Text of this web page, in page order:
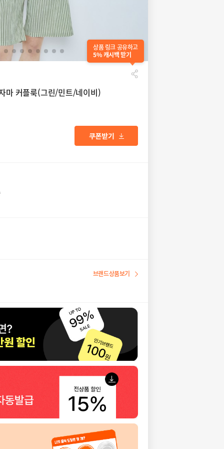
상품 링크 공유하고
5% 캐시백 받기
마 커플룩(그린/민트/네이비)
브랜드상품보기